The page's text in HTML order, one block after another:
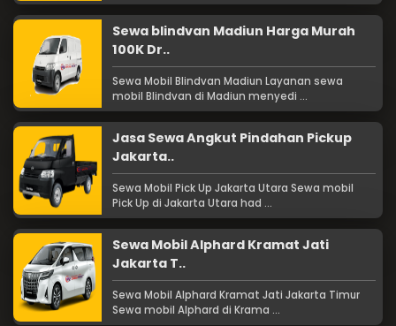
Sewa blindvan Madiun Harga Murah
100K Dr..
Sewa Mobil Blindvan Madiun Layanan sewa
mobil Blindvan di Madiun menyedi ...
Jasa Sewa Angkut Pindahan Pickup
Jakarta..
Sewa Mobil Pick Up Jakarta Utara Sewa mobil
Pick Up di Jakarta Utara had ...
Sewa Mobil Alphard Kramat Jati
Jakarta T..
Sewa Mobil Alphard Kramat Jati Jakarta Timur
Sewa mobil Alphard di Krama ...